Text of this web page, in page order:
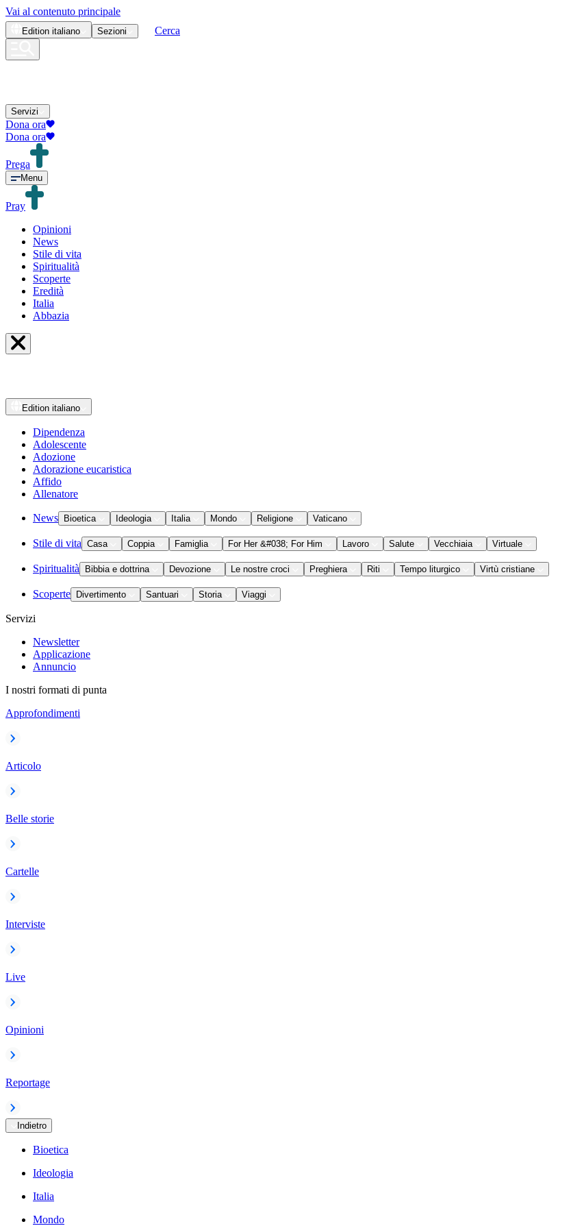
Vai al contenuto principale
Edition italiano Sezioni Cerca
Servizi
Dona ora
Dona ora
Prega
Menu
Pray
Opinioni
News
Stile di vita
Spiritualità
Scoperte
Eredità
Italia
Abbazia
Edition italiano
Dipendenza
Adolescente
Adozione
Adorazione eucaristica
Affido
Allenatore
News Bioetica Ideologia Italia Mondo Religione Vaticano
Stile di vita Casa Coppia Famiglia For Her &#038; For Him Lavoro Salute Vecchiaia Virtuale
Spiritualità Bibbia e dottrina Devozione Le nostre croci Preghiera Riti Tempo liturgico Virtù cristiane
Scoperte Divertimento Santuari Storia Viaggi
Servizi
Newsletter
Applicazione
Annuncio
I nostri formati di punta
Approfondimenti
Articolo
Belle storie
Cartelle
Interviste
Live
Opinioni
Reportage
Indietro
Bioetica
Ideologia
Italia
Mondo